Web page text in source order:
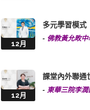
12月
多元學習模
- 佛教黃允畋中
12月
課堂內外聯
- 東華三院李